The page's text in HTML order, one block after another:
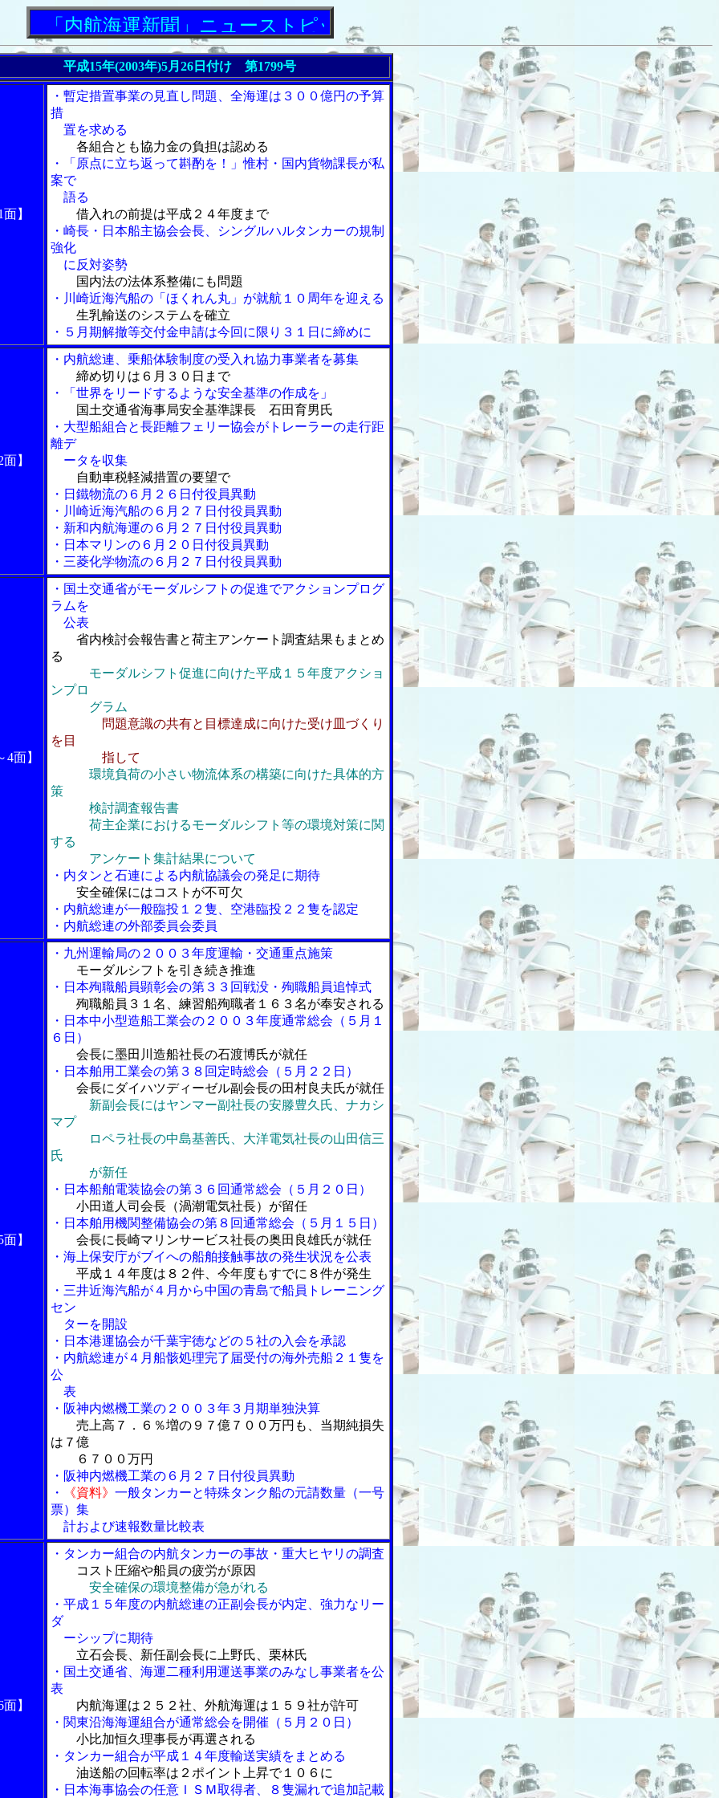
「内航海運新聞」ニューストピックス
平成15年(2003年)5月26日付け 第1799号
】
・暫定措置事業の見直し問題、全海運は３００億円の予算
措
置を求める
各組合とも協力金の負担は認める
・「原点に立ち返って斟酌を！」惟村・国内貨物課長が私
案で
語る
借入れの前提は平成２４年度まで
・崎長・日本船主協会会長、シングルハルタンカーの規制
強化
に反対姿勢
国内法の法体系整備にも問題
・川崎近海汽船の「ほくれん丸」が就航１０周年を迎える
生乳輸送のシステムを確立
・５月期解撤等交付金申請は今回に限り３１日に締めに
】
・内航総連、乗船体験制度の受入れ協力事業者を募集
締め切りは６月３０日まで
・「世界をリードするような安全基準の作成を」
国土交通省海事局安全基準課長 石田育男氏
・大型船組合と長距離フェリー協会がトレーラーの走行距
離デ
ータを収集
自動車税軽減措置の要望で
・日鐵物流の６月２６日付役員異動
・川崎近海汽船の６月２７日付役員異動
・新和内航海運の６月２７日付役員異動
・日本マリンの６月２０日付役員異動
・三菱化学物流の６月２７日付役員異動
4面】
・国土交通省がモーダルシフトの促進でアクションプログ
ラムを
公表
省内検討会報告書と荷主アンケート調査結果もまとめ
る
モーダルシフト促進に向けた平成１５年度アクショ
ンプロ
グラム
問題意識の共有と目標達成に向けた受け皿づくり
を目
指して
環境負荷の小さい物流体系の構築に向けた具体的方
策
検討調査報告書
荷主企業におけるモーダルシフト等の環境対策に関
する
アンケート集計結果について
・内タンと石連による内航協議会の発足に期待
安全確保にはコストが不可欠
・内航総連が一般臨投１２隻、空港臨投２２隻を認定
・内航総連の外部委員会委員
】
・九州運輸局の２００３年度運輸・交通重点施策
モーダルシフトを引き続き推進
・日本殉職船員顕彰会の第３３回戦没・殉職船員追悼式
殉職船員３１名、練習船殉職者１６３名が奉安される
・日本中小型造船工業会の２００３年度通常総会（５月１
６日）
会長に墨田川造船社長の石渡博氏が就任
・日本舶用工業会の第３８回定時総会（５月２２日）
会長にダイハツディーゼル副会長の田村良夫氏が就任
新副会長にはヤンマー副社長の安滕豊久氏、ナカシ
マプ
ロペラ社長の中島基善氏、大洋電気社長の山田信三
氏
が新任
・日本船舶電装協会の第３６回通常総会（５月２０日）
小田道人司会長（渦潮電気社長）が留任
・日本舶用機関整備協会の第８回通常総会（５月１５日）
会長に長崎マリンサービス社長の奥田良雄氏が就任
・海上保安庁がブイへの船舶接触事故の発生状況を公表
平成１４年度は８２件、今年度もすでに８件が発生
・三井近海汽船が４月から中国の青島で船員トレーニング
セン
ターを開設
・日本港運協会が千葉宇徳などの５社の入会を承認
・内航総連が４月船骸処理完了届受付の海外売船２１隻を
公
表
・阪神内燃機工業の２００３年３月期単独決算
売上高７．６％増の９７億７００万円も、当期純損失
は７億
６７００万円
・阪神内燃機工業の６月２７日付役員異動
・
《資料》 一般タンカーと特殊タンク船の元請数量（一号
票）集
計および速報数量比較表
】
・タンカー組合の内航タンカーの事故・重大ヒヤリの調査
コスト圧縮や船員の疲労が原因
安全確保の環境整備が急がれる
・平成１５年度の内航総連の正副会長が内定、強力なリー
ダ
ーシップに期待
立石会長、新任副会長に上野氏、栗林氏
・国土交通省、海運二種利用運送事業のみなし事業者を公
表
内航海運は２５２社、外航海運は１５９社が許可
・関東沿海海運組合が通常総会を開催（５月２０日）
小比加恒久理事長が再選される
・タンカー組合が平成１４年度輸送実績をまとめる
油送船の回転率は２ポイント上昇で１０６に
・日本海事協会の任意ＩＳＭ取得者、８隻漏れで追加記載